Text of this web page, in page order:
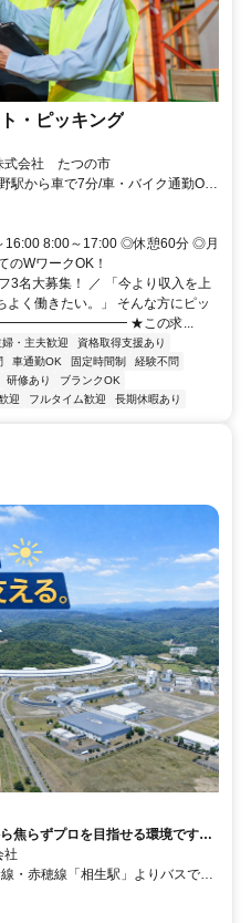
・ピッキング
式会社 たつの市
駅から車で7分/車・バイク通勤OK/
路駅から電車で13分
16:00 8:00～17:00 ◎休憩60分 ◎月
WワークOK！
3名大募集！ ／ 「今より収入を上
く働きたい。」 そんな方にピッ
★この求...
婦・主夫歓迎
資格取得支援あり
車通勤OK 固定時間制
経験不問
研修あり
ブランクOK
迎 フルタイム歓迎 長期休暇あり
焦らずプロを目指せる環境です◆
間◆家賃半額補助制度あり
社